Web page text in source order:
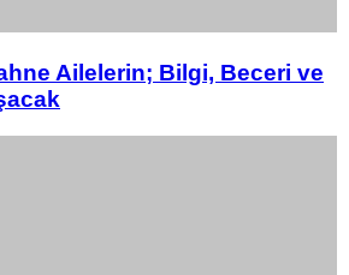
Ailelerin; Bilgi, Beceri ve